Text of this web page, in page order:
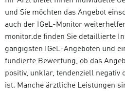
und Sie möchten das Angebot
auch der IGeL-Monitor
monitor.de finden Sie detaillierte
gängigsten IGeL-Angeboten und
fundierte Bewertung, ob das
positiv, unklar, tendenziell negativ
ist. Manche ärztliche Leistungen